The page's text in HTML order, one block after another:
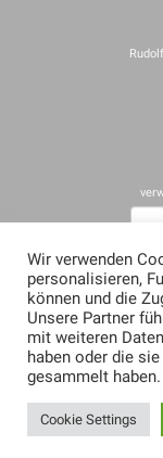
Allgemeine
Erklärung zum
Wir verwenden
personalisieren,
können und die
Unsere Partner
mit weiteren
haben oder die
gesammelt haben.
Cookie Settings